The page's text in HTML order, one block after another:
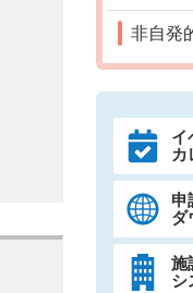
非自発
イ
カ
申
ダ
施
シ